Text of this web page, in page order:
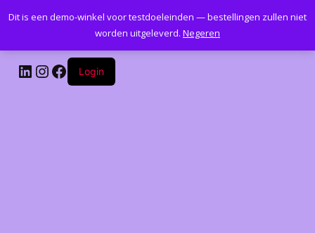
Kantoormeubelenplus.com
LinkedIn
Instagram
Facebook
Login
Dit is een demo-winkel voor testdoeleinden — bestellingen zullen niet
worden uitgeleverd. Negeren